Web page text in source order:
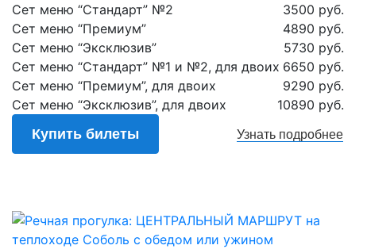
Сет меню “Стандарт” №2
3500 руб.
Сет меню “Премиум”
4890 руб.
Сет меню “Эксклюзив”
5730 руб.
Сет меню “Стандарт” №1 и №2, для двоих 6650 руб.
Сет меню “Премиум”, для двоих
9290 руб.
Сет меню “Эксклюзив”, для двоих
10890 руб.
Купить билеты Узнать подробнее